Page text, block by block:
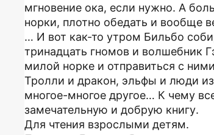
мгновение ока, если нужно. А
норки, плотно обедать и вообще
… И вот как-то утром Бильбо
тринадцать гномов и волшебник
милой норке и отправиться с
Тролли и дракон, эльфы и люди
многое-многое другое… К чему
замечательную и добрую книгу.
Для чтения взрослыми детям.